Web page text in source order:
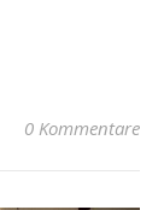
0 Kommentare